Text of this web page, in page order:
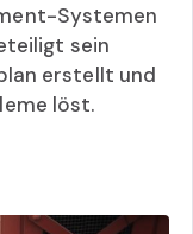
Systemen
sein
erstellt und
löst.